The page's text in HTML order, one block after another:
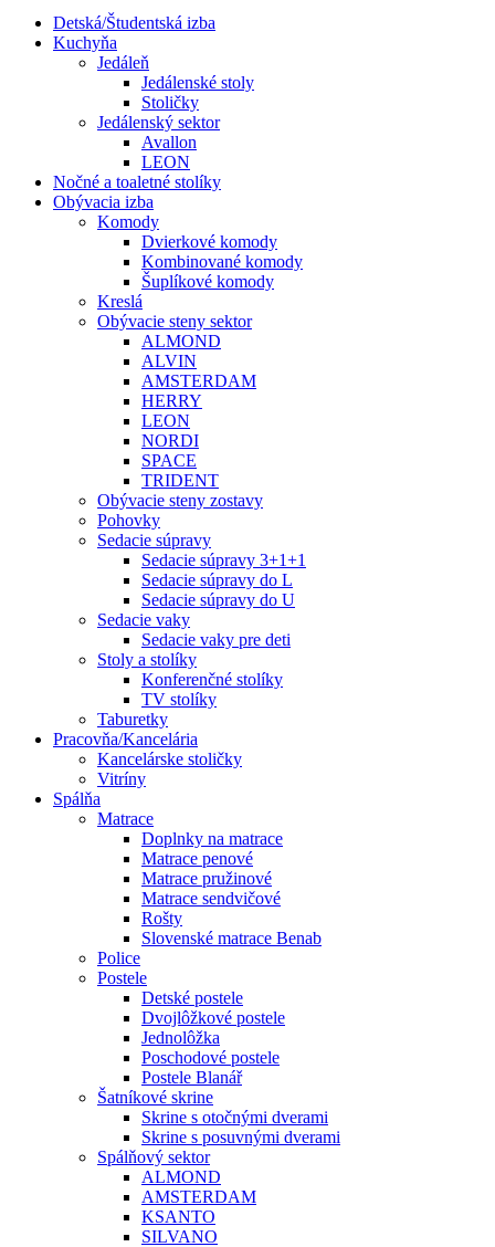
Detská/Študentská izba
Kuchyňa
Jedáleň
Jedálenské stoly
Stoličky
Jedálenský sektor
Avallon
LEON
Nočné a toaletné stolíky
Obývacia izba
Komody
Dvierkové komody
Kombinované komody
Šuplíkové komody
Kreslá
Obývacie steny sektor
ALMOND
ALVIN
AMSTERDAM
HERRY
LEON
NORDI
SPACE
TRIDENT
Obývacie steny zostavy
Pohovky
Sedacie súpravy
Sedacie súpravy 3+1+1
Sedacie súpravy do L
Sedacie súpravy do U
Sedacie vaky
Sedacie vaky pre deti
Stoly a stolíky
Konferenčné stolíky
TV stolíky
Taburetky
Pracovňa/Kancelária
Kancelárske stoličky
Vitríny
Spálňa
Matrace
Doplnky na matrace
Matrace penové
Matrace pružinové
Matrace sendvičové
Rošty
Slovenské matrace Benab
Police
Postele
Detské postele
Dvojlôžkové postele
Jednolôžka
Poschodové postele
Postele Blanář
Šatníkové skrine
Skrine s otočnými dverami
Skrine s posuvnými dverami
Spálňový sektor
ALMOND
AMSTERDAM
KSANTO
SILVANO